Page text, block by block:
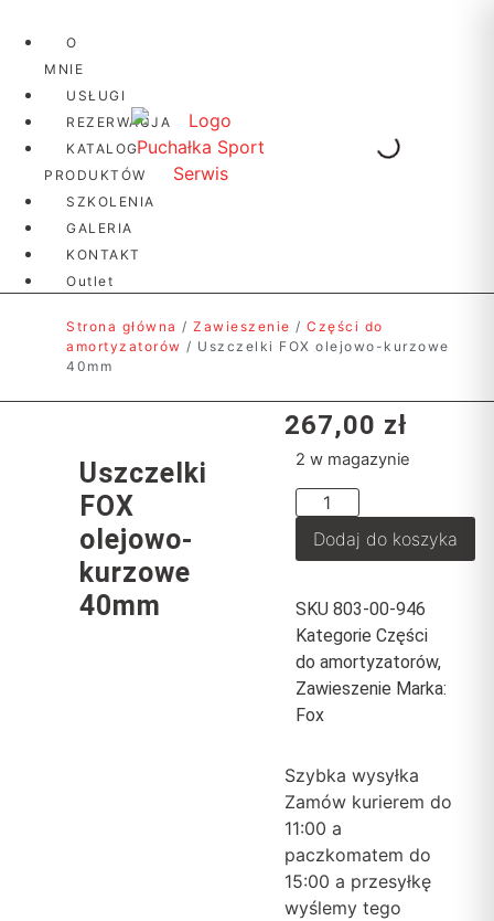
O
MNIE
USŁUGI
REZERWACJA
KATALOG
PRODUKTÓW
SZKOLENIA
GALERIA
KONTAKT
Outlet
Strona główna / Zawieszenie / Części do
amortyzatorów / Uszczelki FOX olejowo-kurzowe
40mm
Uszczelki
FOX
olejowo-
kurzowe
40mm
267,00 zł
2 w magazynie
Dodaj do koszyka
SKU 803-00-946
Kategorie Części
do amortyzatorów,
Zawieszenie Marka:
Fox
Szybka wysyłka
Zamów kurierem do
11:00 a
paczkomatem do
15:00 a przesyłkę
wyślemy tego